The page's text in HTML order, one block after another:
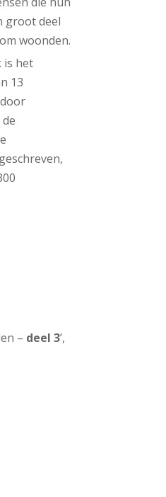
groot deel
woonden.
is het
13
– deel 3’,